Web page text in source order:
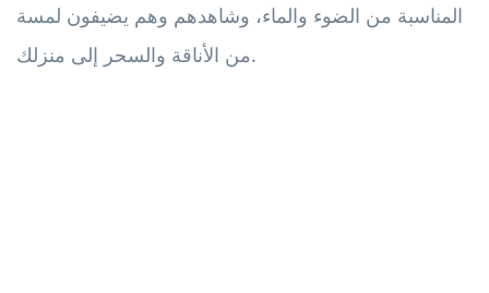
المناسبة من الضوء والماء، وشاهدهم وهم يضيفون لمسة
من الأناقة والسحر إلى منزلك.